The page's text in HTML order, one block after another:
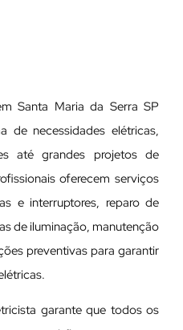
Santa Maria da Serra SP
de necessidades elétricas,
até grandes projetos de
oferecem serviços
e interruptores, reparo de
de iluminação, manutenção
preventivas para garantir
garante que todos os